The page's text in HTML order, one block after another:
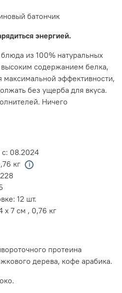
батончик
энергией.
из 100% натуральных
содержанием белка,
максимальной эффективности,
без ущерба для вкуса.
Ничего
08.2024
кг
12 шт.
x 7 см , 0,76 кг
протеина
дерева, кофе арабика.